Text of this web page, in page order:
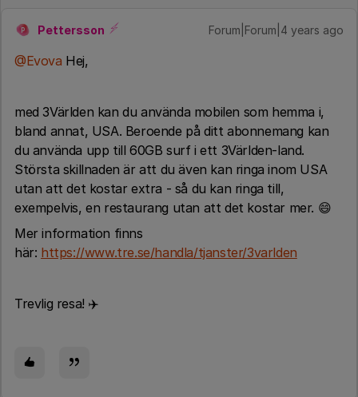
P Pettersson Forum|Forum|4 years ago
@Evova Hej,
med 3Världen kan du använda mobilen som hemma i,
bland annat, USA. Beroende på ditt abonnemang kan
du använda upp till 60GB surf i ett 3Världen-land.
Största skillnaden är att du även kan ringa inom USA
utan att det kostar extra - så du kan ringa till,
exempelvis, en restaurang utan att det kostar mer. 😄
Mer information finns
här: https://www.tre.se/handla/tjanster/3varlden
Trevlig resa! ✈️